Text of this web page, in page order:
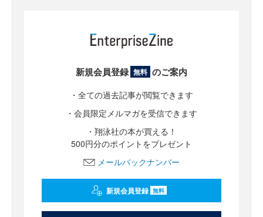
新規会員登録 無料 のご案内
・全ての過去記事が閲覧できます
・会員限定メルマガを受信できます
・翔泳社の本が買える！
500円分のポイントをプレゼント
メールバックナンバー
新規会員登録 無料